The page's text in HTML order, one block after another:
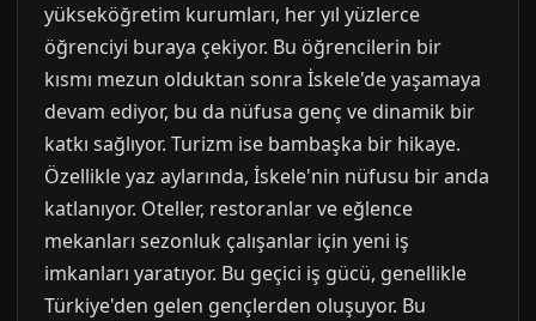
yükseköğretim kurumları, her yıl yüzlerce
öğrenciyi buraya çekiyor. Bu öğrencilerin bir
kısmı mezun olduktan sonra İskele'de yaşamaya
devam ediyor, bu da nüfusa genç ve dinamik bir
katkı sağlıyor. Turizm ise bambaşka bir hikaye.
Özellikle yaz aylarında, İskele'nin nüfusu bir anda
katlanıyor. Oteller, restoranlar ve eğlence
mekanları sezonluk çalışanlar için yeni iş
imkanları yaratıyor. Bu geçici iş gücü, genellikle
Türkiye'den gelen gençlerden oluşuyor. Bu